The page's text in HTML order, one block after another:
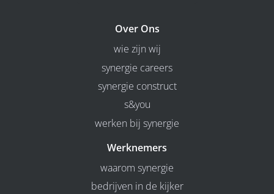
Over Ons
wie zijn wij
synergie careers
synergie construct
s&you
werken bij synergie
Werknemers
waarom synergie
bedrijven in de kijker